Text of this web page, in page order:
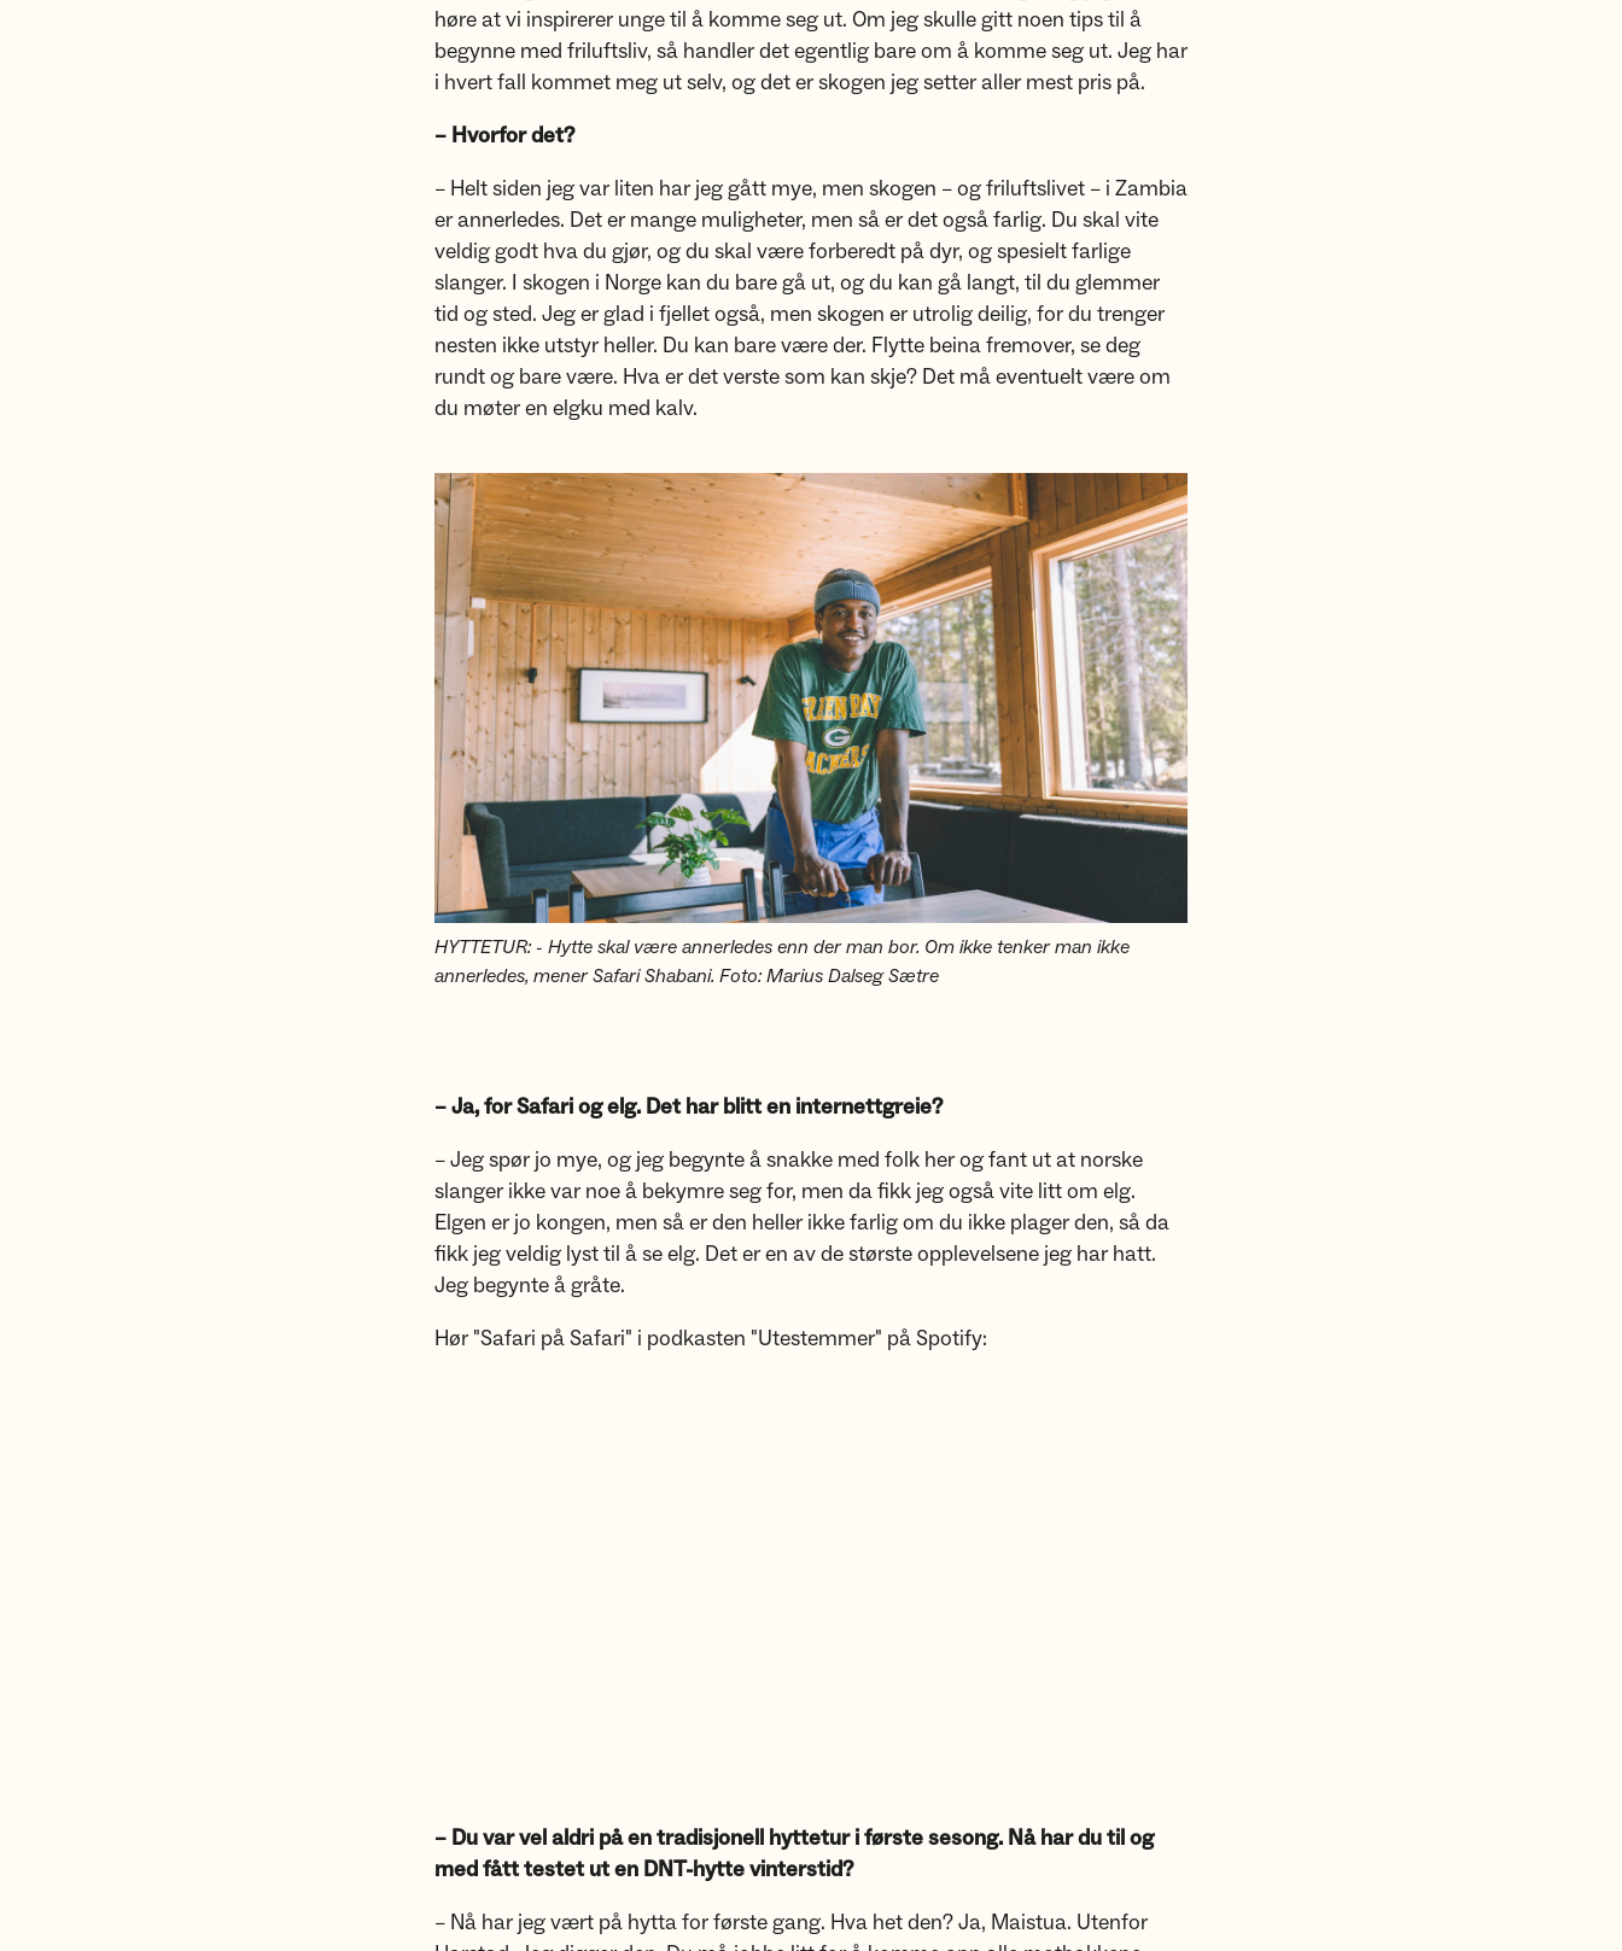
høre at vi inspirerer unge til å komme seg ut. Om jeg skulle gitt noen tips til å
begynne med friluftsliv, så handler det egentlig bare om å komme seg ut. Jeg har
i hvert fall kommet meg ut selv, og det er skogen jeg setter aller mest pris på.
– Hvorfor det?
– Helt siden jeg var liten har jeg gått mye, men skogen – og friluftslivet – i Zambia
er annerledes. Det er mange muligheter, men så er det også farlig. Du skal vite
veldig godt hva du gjør, og du skal være forberedt på dyr, og spesielt farlige
slanger. I skogen i Norge kan du bare gå ut, og du kan gå langt, til du glemmer
tid og sted. Jeg er glad i fjellet også, men skogen er utrolig deilig, for du trenger
nesten ikke utstyr heller. Du kan bare være der. Flytte beina fremover, se deg
rundt og bare være. Hva er det verste som kan skje? Det må eventuelt være om
du møter en elgku med kalv.
HYTTETUR: - Hytte skal være annerledes enn der man bor. Om ikke tenker man ikke
annerledes, mener Safari Shabani. Foto: Marius Dalseg Sætre
– Ja, for Safari og elg. Det har blitt en internettgreie?
– Jeg spør jo mye, og jeg begynte å snakke med folk her og fant ut at norske
slanger ikke var noe å bekymre seg for, men da fikk jeg også vite litt om elg.
Elgen er jo kongen, men så er den heller ikke farlig om du ikke plager den, så da
fikk jeg veldig lyst til å se elg. Det er en av de største opplevelsene jeg har hatt.
Jeg begynte å gråte.
Hør "Safari på Safari" i podkasten "Utestemmer" på Spotify:
– Du var vel aldri på en tradisjonell hyttetur i første sesong. Nå har du til og
med fått testet ut en DNT-hytte vinterstid?
– Nå har jeg vært på hytta for første gang. Hva het den? Ja, Maistua. Utenfor